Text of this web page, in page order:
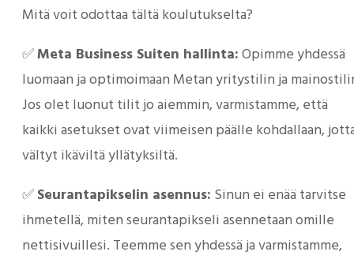
Mitä voit odottaa tältä koulutukselta?
✅Meta Business Suiten hallinta:Opimme yhdessä
luomaan ja optimoimaan Metan yritystilin ja
Jos olet luonut tilit jo aiemmin, varmistamme, että
kaikki asetukset ovat viimeisen päälle kohdallaan,
vältyt ikäviltä yllätyksiltä.
✅Seurantapikselin asennus: Sinun ei enää tarvitse
ihmetellä, miten seurantapikseli asennetaan omille
nettisivuillesi. Teemme sen yhdessä ja varmistamme,